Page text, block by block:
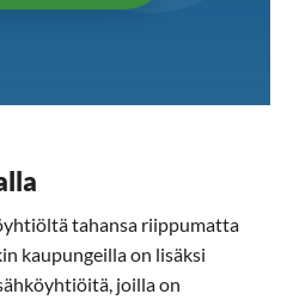
tahansa riippumatta
kaupungeilla on lisäksi
joilla on